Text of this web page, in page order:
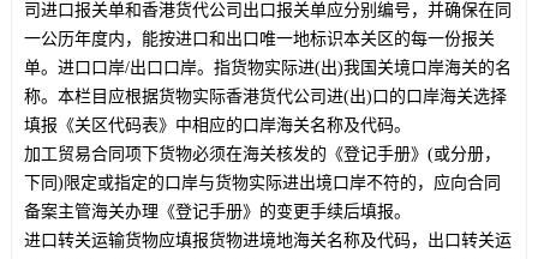
司进口报关单和香港货代公司出口报关单应分别编号，并确保在同
一公历年度内，能按进口和出口唯一地标识本关区的每一份报关
单。进口口岸/出口口岸。指货物实际进(出)我国关境口岸海关的名
称。本栏目应根据货物实际香港货代公司进(出)口的口岸海关选择
填报《关区代码表》中相应的口岸海关名称及代码。
加工贸易合同项下货物必须在海关核发的《登记手册》(或分册，
下同)限定或指定的口岸与货物实际进出境口岸不符的，应向合同
备案主管海关办理《登记手册》的变更手续后填报。
进口转关运输货物应填报货物进境地海关名称及代码，出口转关运